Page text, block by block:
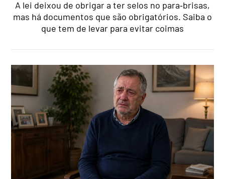
A lei deixou de obrigar a ter selos no para‑brisas,
mas há documentos que são obrigatórios. Saiba o
que tem de levar para evitar coimas